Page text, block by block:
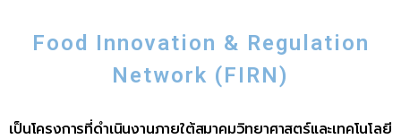
Food Innovation & Regulation
Network (FIRN)
เป็นโครงการที่ดำเนินงานภายใต้สมาคมวิทยาศาสตร์และเทคโนโลยี